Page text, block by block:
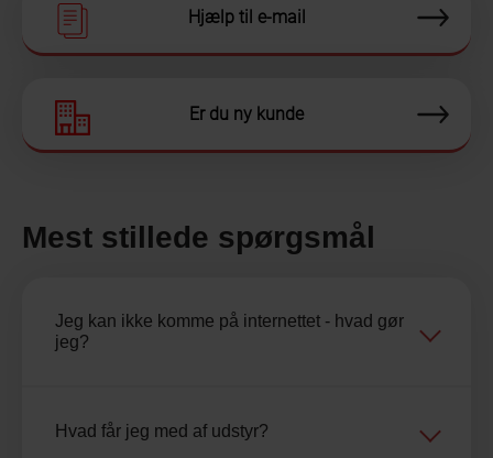
Hjælp til e-mail
Er du ny kunde
Mest stillede spørgsmål
Jeg kan ikke komme på internettet - hvad gør
jeg?
Hvad får jeg med af udstyr?